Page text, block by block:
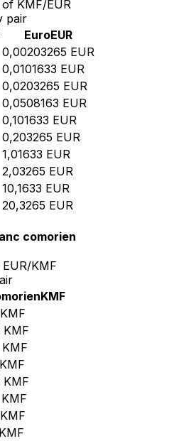
KMF/EUR
pair
EuroEUR
0,00203265 EUR
0,0101633 EUR
0,0203265 EUR
0,0508163 EUR
0,101633 EUR
0,203265 EUR
1,01633 EUR
2,03265 EUR
10,1633 EUR
20,3265 EUR
comorien
KMF
KMF
KMF
KMF
KMF
KMF
KMF
KMF
KMF
KMF